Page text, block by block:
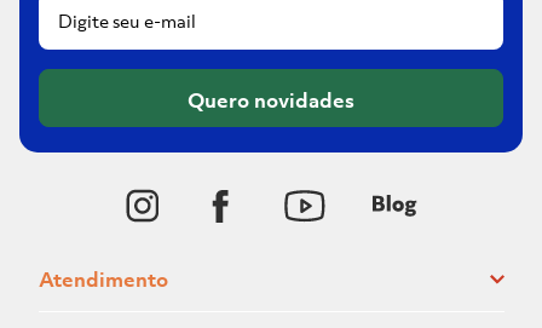
Quero novidades
Atendimento